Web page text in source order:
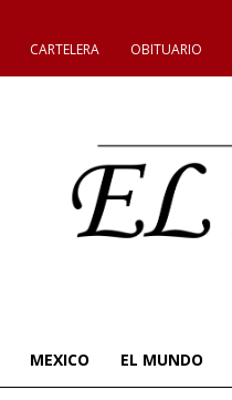
CARTELERA OBITUARIO
MEXICO EL MUNDO